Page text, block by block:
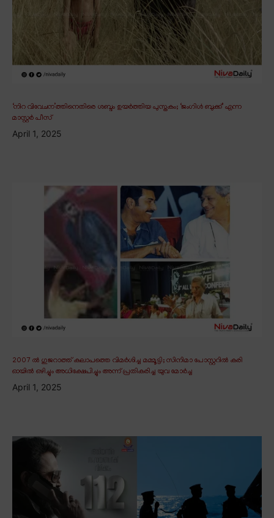
‘നിറ വിവേചന’ത്തിനെതിരെ ശബ്ദം ഉയർത്തിയ പുസ്തകം; ‘ജംഗിൾ ബുക്ക്’ എന്ന
മാസ്റ്റർ പീസ്
April 1, 2025
2007 ൽ ഗുജറാത്ത് കലാപത്തെ വിമർശിച്ച മമ്മൂട്ടി; സിനിമാ പോസ്റ്ററിൽ കരി
ഓയിൽ ഒഴിച്ചും അധിക്ഷേപിച്ചും അന്ന് പ്രതികരിച്ച യുവ മോർച്ച
April 1, 2025